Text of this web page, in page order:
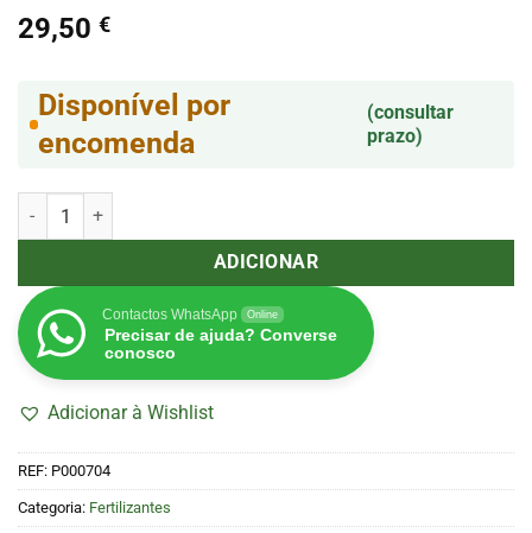
29,50 €
Disponível por
encomenda
(consultar
prazo)
Quantidade de BIO 1-Component Terra 1 L H&G
ADICIONAR
Contactos WhatsApp Online
Precisar de ajuda? Converse
conosco
Adicionar à Wishlist
REF: P000704
Categoria: Fertilizantes